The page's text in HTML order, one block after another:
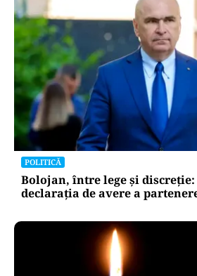
POLITICĂ
Bolojan, între lege și discreție:
declarația de avere a